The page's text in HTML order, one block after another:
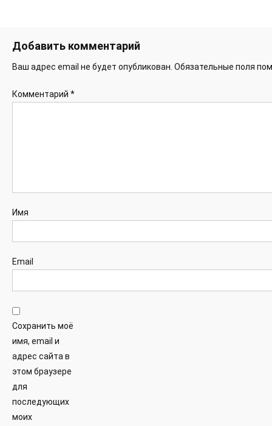
Добавить комментарий
Ваш адрес email не будет опубликован. Обязательные поля
Комментарий *
Имя
Email
Сохранить моё
имя, email и
адрес сайта в
этом браузере
для
последующих
моих